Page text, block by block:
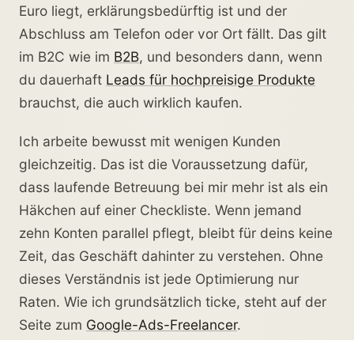
Euro liegt, erklärungsbedürftig ist und der
Abschluss am Telefon oder vor Ort fällt. Das gilt
im B2C wie im B2B, und besonders dann, wenn
du dauerhaft Leads für hochpreisige Produkte
brauchst, die auch wirklich kaufen.
Ich arbeite bewusst mit wenigen Kunden
gleichzeitig. Das ist die Voraussetzung dafür,
dass laufende Betreuung bei mir mehr ist als ein
Häkchen auf einer Checkliste. Wenn jemand
zehn Konten parallel pflegt, bleibt für deins keine
Zeit, das Geschäft dahinter zu verstehen. Ohne
dieses Verständnis ist jede Optimierung nur
Raten. Wie ich grundsätzlich ticke, steht auf der
Seite zum Google-Ads-Freelancer.